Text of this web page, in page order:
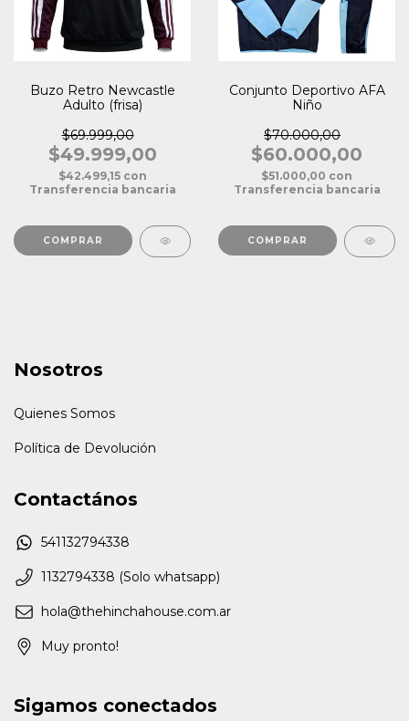
Buzo Retro Newcastle
Adulto (frisa)
$69.999,00
$49.999,00
$42.499,15 con
Transferencia bancaria
COMPRAR
Conjunto Deportivo AFA
Niño
$70.000,00
$60.000,00
$51.000,00 con
Transferencia bancaria
COMPRAR
Nosotros
Quienes Somos
Política de Devolución
Contactános
541132794338
1132794338 (Solo whatsapp)
hola@thehinchahouse.com.ar
Muy pronto!
Sigamos conectados